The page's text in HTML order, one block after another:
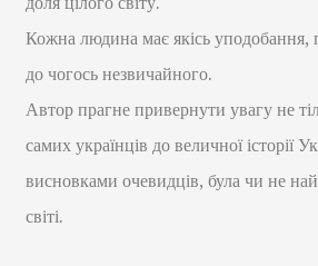
Кожна людина має якісь уподобання,
до чогось незвичайного.
Автор прагне привернути увагу не
самих українців до величної історії
висновками очевидців, була чи не
світі.